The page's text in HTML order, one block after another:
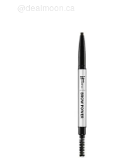
@dealmoon.ca